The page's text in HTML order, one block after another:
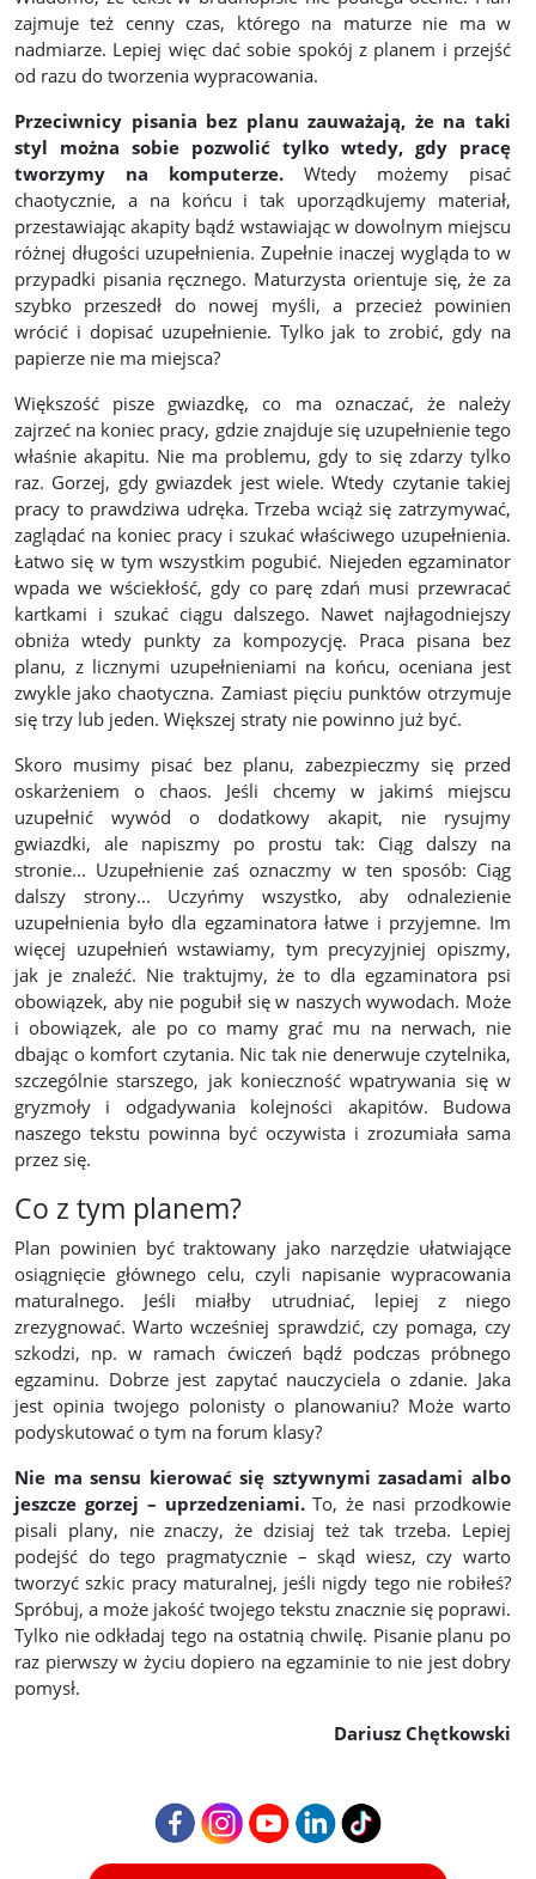
zajmuje też cenny czas, którego na maturze nie ma w
nadmiarze. Lepiej więc dać sobie spokój z planem i przejść
od razu do tworzenia wypracowania.
Przeciwnicy pisania bez planu zauważają, że na taki
styl można sobie pozwolić tylko wtedy, gdy pracę
tworzymy na komputerze. Wtedy możemy pisać
chaotycznie, a na końcu i tak uporządkujemy materiał,
przestawiając akapity bądź wstawiając w dowolnym miejscu
różnej długości uzupełnienia. Zupełnie inaczej wygląda to w
przypadki pisania ręcznego. Maturzysta orientuje się, że za
szybko przeszedł do nowej myśli, a przecież powinien
wrócić i dopisać uzupełnienie. Tylko jak to zrobić, gdy na
papierze nie ma miejsca?
Większość pisze gwiazdkę, co ma oznaczać, że należy
zajrzeć na koniec pracy, gdzie znajduje się uzupełnienie tego
właśnie akapitu. Nie ma problemu, gdy to się zdarzy tylko
raz. Gorzej, gdy gwiazdek jest wiele. Wtedy czytanie takiej
pracy to prawdziwa udręka. Trzeba wciąż się zatrzymywać,
zaglądać na koniec pracy i szukać właściwego uzupełnienia.
Łatwo się w tym wszystkim pogubić. Niejeden egzaminator
wpada we wściekłość, gdy co parę zdań musi przewracać
kartkami i szukać ciągu dalszego. Nawet najłagodniejszy
obniża wtedy punkty za kompozycję. Praca pisana bez
planu, z licznymi uzupełnieniami na końcu, oceniana jest
zwykle jako chaotyczna. Zamiast pięciu punktów otrzymuje
się trzy lub jeden. Większej straty nie powinno już być.
Skoro musimy pisać bez planu, zabezpieczmy się przed
oskarżeniem o chaos. Jeśli chcemy w jakimś miejscu
uzupełnić wywód o dodatkowy akapit, nie rysujmy
gwiazdki, ale napiszmy po prostu tak: Ciąg dalszy na
stronie... Uzupełnienie zaś oznaczmy w ten sposób: Ciąg
dalszy strony... Uczyńmy wszystko, aby odnalezienie
uzupełnienia było dla egzaminatora łatwe i przyjemne. Im
więcej uzupełnień wstawiamy, tym precyzyjniej opiszmy,
jak je znaleźć. Nie traktujmy, że to dla egzaminatora psi
obowiązek, aby nie pogubił się w naszych wywodach. Może
i obowiązek, ale po co mamy grać mu na nerwach, nie
dbając o komfort czytania. Nic tak nie denerwuje czytelnika,
szczególnie starszego, jak konieczność wpatrywania się w
gryzmoły i odgadywania kolejności akapitów. Budowa
naszego tekstu powinna być oczywista i zrozumiała sama
przez się.
Co z tym planem?
Plan powinien być traktowany jako narzędzie ułatwiające
osiągnięcie głównego celu, czyli napisanie wypracowania
maturalnego. Jeśli miałby utrudniać, lepiej z niego
zrezygnować. Warto wcześniej sprawdzić, czy pomaga, czy
szkodzi, np. w ramach ćwiczeń bądź podczas próbnego
egzaminu. Dobrze jest zapytać nauczyciela o zdanie. Jaka
jest opinia twojego polonisty o planowaniu? Może warto
podyskutować o tym na forum klasy?
Nie ma sensu kierować się sztywnymi zasadami albo
jeszcze gorzej – uprzedzeniami.To, że nasi przodkowie
pisali plany, nie znaczy, że dzisiaj też tak trzeba. Lepiej
podejść do tego pragmatycznie – skąd wiesz, czy warto
tworzyć szkic pracy maturalnej, jeśli nigdy tego nie robiłeś?
Spróbuj, a może jakość twojego tekstu znacznie się poprawi.
Tylko nie odkładaj tego na ostatnią chwilę. Pisanie planu po
raz pierwszy w życiu dopiero na egzaminie to nie jest dobry
pomysł.
Dariusz Chętkowski